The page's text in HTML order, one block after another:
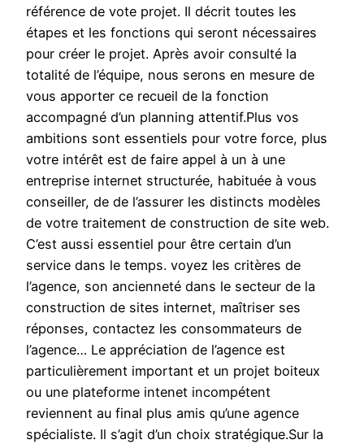
référence de vote projet. Il décrit toutes les
étapes et les fonctions qui seront nécessaires
pour créer le projet. Après avoir consulté la
totalité de l’équipe, nous serons en mesure de
vous apporter ce recueil de la fonction
accompagné d’un planning attentif.Plus vos
ambitions sont essentiels pour votre force, plus
votre intérêt est de faire appel à un à une
entreprise internet structurée, habituée à vous
conseiller, de de l’assurer les distincts modèles
de votre traitement de construction de site web.
C’est aussi essentiel pour être certain d’un
service dans le temps. voyez les critères de
l’agence, son ancienneté dans le secteur de la
construction de sites internet, maîtriser ses
réponses, contactez les consommateurs de
l’agence… Le appréciation de l’agence est
particulièrement important et un projet boiteux
ou une plateforme intenet incompétent
reviennent au final plus amis qu’une agence
spécialiste. Il s’agit d’un choix stratégique.Sur la